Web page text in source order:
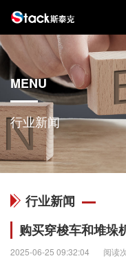
MENU
行业新闻
行业新闻
购买穿梭车和堆垛
2025-06-25 09:32:04 阅读